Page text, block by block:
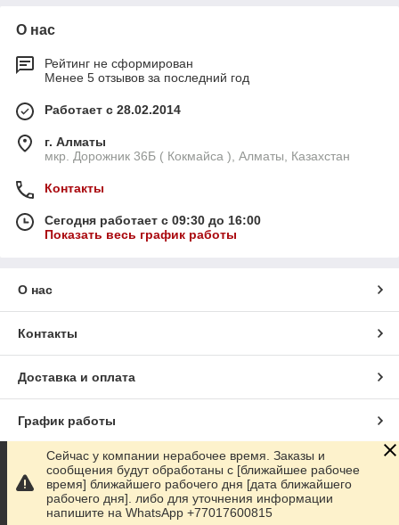
О нас
Рейтинг не сформирован
Менее 5 отзывов за последний год
Работает с 28.02.2014
г. Алматы
мкр. Дорожник 36Б ( Кокмайса ), Алматы, Казахстан
Контакты
Сегодня работает с 09:30 до 16:00
Показать весь график работы
О нас
Контакты
Доставка и оплата
График работы
Полная версия сайта
Сайт создан на маркетплейсеSatu.kz
Сейчас у компании нерабочее время. Заказы и
сообщения будут обработаны с [ближайшее рабочее
время] ближайшего рабочего дня [дата ближайшего
рабочего дня]. либо для уточнения информации
напишите на WhatsApp +77017600815